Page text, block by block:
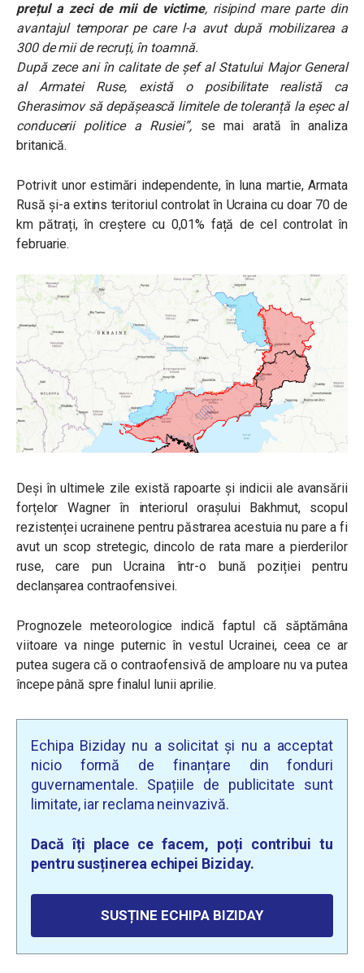
prețul a zeci de mii de victime, risipind mare parte din
avantajul temporar pe care l-a avut după mobilizarea a
300 de mii de recruți, în toamnă.
După zece ani în calitate de șef al Statului Major General
al Armatei Ruse, există o posibilitate realistă ca
Gherasimov să depășească limitele de toleranță la eșec al
conducerii politice a Rusiei”, se mai arată în analiza
britanică.
Potrivit unor estimări independente, în luna martie, Armata
Rusă și-a extins teritoriul controlat în Ucraina cu doar 70 de
km pătrați, în creștere cu 0,01% față de cel controlat în
februarie.
Deși în ultimele zile există rapoarte și indicii ale avansării
forțelor Wagner în interiorul orașului Bakhmut, scopul
rezistenței ucrainene pentru păstrarea acestuia nu pare a fi
avut un scop stretegic, dincolo de rata mare a pierderilor
ruse, care pun Ucraina într-o bună poziției pentru
declanșarea contraofensivei.
Prognozele meteorologice indică faptul că săptămâna
viitoare va ninge puternic în vestul Ucrainei, ceea ce ar
putea sugera că o contraofensivă de amploare nu va putea
începe până spre finalul lunii aprilie.
Echipa Biziday nu a solicitat și nu a acceptat
nicio formă de finanțare din fonduri
guvernamentale. Spațiile de publicitate sunt
limitate, iar reclama neinvazivă.
Dacă îți place ce facem, poți contribui tu
pentru susținerea echipei Biziday.
SUSȚINE ECHIPA BIZIDAY